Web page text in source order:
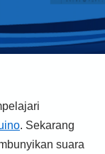
. Sekarang
suara